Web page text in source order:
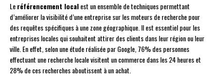
Leréférencement localest un ensemble de techniques permettant
d’améliorer la visibilité d’une entreprise sur les moteurs de recherche pour
des requêtes spécifiques à une zone géographique. Il est essentiel pour les
entreprises locales qui souhaitent attirer des clients dans leur région ou leur
ville. En effet, selon une étude réalisée par Google, 76% des personnes
effectuant une recherche locale visitent un commerce dans les 24 heures et
28% de ces recherches aboutissent à un achat.